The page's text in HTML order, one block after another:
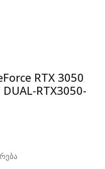
RTX 3050
RTX3050-